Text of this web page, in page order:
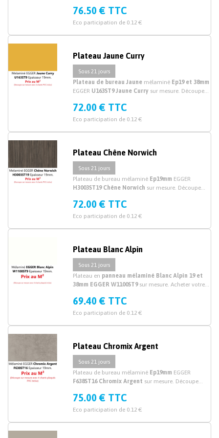
mesure.
76.50 € TTC
Eco participation de 0.12 €
Sous 21 jours
Plateau Jaune Curry
Plateau de bureau Jaune mélaminé Ep19 et 38mm
EGGER U163ST9 Jaune Curry sur mesure. Découpe
72.00 € TTC
Eco participation de 0.12 €
Sous 21 jours
Plateau Chêne Norwich
Plateau de bureau mélaminé Ep19mm EGGER
H3003ST19 Chêne Norwich sur mesure. Découpe
72.00 € TTC
Eco participation de 0.12 €
Sous 21 jours
Plateau Blanc Alpin
Plateau en panneau mélaminé Blanc Alpin 19 et
38mm EGGER W1100ST9 sur mesure. Acheter votre
mélaminé blanc
découpé sur mesure. Prix au M²
69.40 € TTC
Eco participation de 0.12 €
Sous 21 jours
Plateau Chromix Argent
Plateau de bureau mélaminé Ep19mm EGGER
F638ST16 Chromix Argent sur mesure. Découpe
75.00 € TTC
Eco participation de 0.12 €